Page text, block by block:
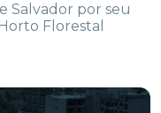
Salvador por seu
Florestal